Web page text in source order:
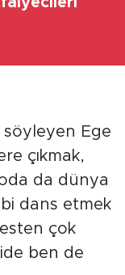
Ege
çıkmak,
da dünya
dans etmek
çok
ben de